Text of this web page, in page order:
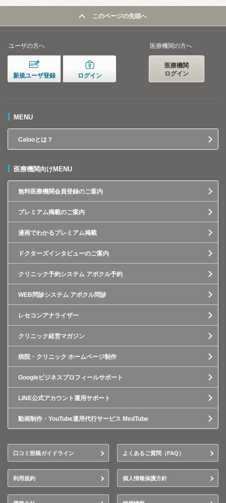
このページの先頭へ
ユーザの方へ
新規ユーザ登録 ログイン
医療機関の方へ
医療機関
ログイン
MENU
Calooとは？
医療機関向けMENU
無料医療機関会員登録のご案内
プレミアム掲載のご案内
漫画でわかるプレミアム掲載
ドクターズインタビューのご案内
クリニック予約システム アポクル予約
WEB問診システム アポクル問診
レセコンアナライザー
クリニック経営マガジン
病院・クリニック ホームページ制作
Googleビジネスプロフィールサポート
LINE公式アカウント運用サポート
動画制作・YouTube運用代行サービス MedTube
口コミ投稿ガイドライン よくあるご質問（FAQ）
利用規約 個人情報保護方針